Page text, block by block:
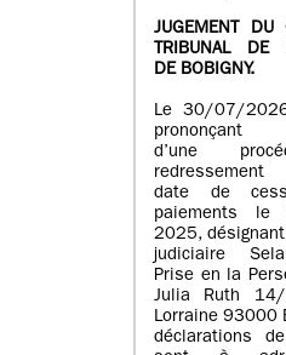
JUGEMENT DU
TRIBUNAL DE
DE BOBIGNY.
Le 30/07/
prononçant
d’une
date de
paiements le
2025,
judiciaire
Prise en la
Julia Ruth
Lorraine 93000
déclarations